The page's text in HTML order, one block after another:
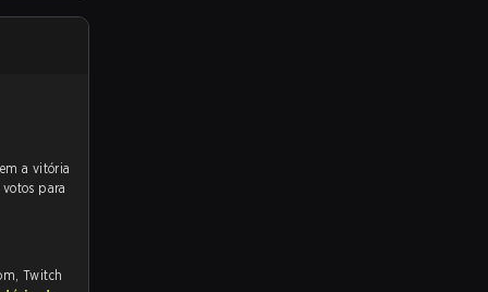
votos para
Twitch